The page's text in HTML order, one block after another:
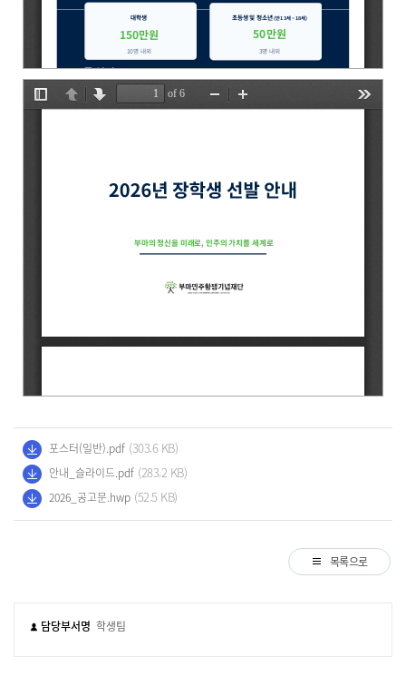
포스터(일반).pdf (303.6 KB)
안내_슬라이드.pdf (283.2 KB)
2026_공고문.hwp (52.5 KB)
목록으로
담당부서명 학생팀